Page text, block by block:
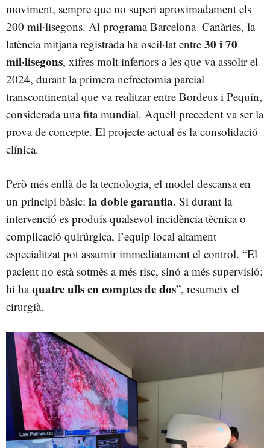
moviment, sempre que no superi aproximadament els
200 mil·lisegons. Al programa Barcelona–Canàries, la
latència mitjana registrada ha oscil·lat entre 30 i 70
mil·lisegons, xifres molt inferiors a les que va assolir el
2024, durant la primera nefrectomia parcial
transcontinental que va realitzar entre Bordeus i Pequín,
considerada una fita mundial. Aquell precedent va ser la
prova de concepte. El projecte actual és la consolidació
clínica.
Però més enllà de la tecnologia, el model descansa en
un principi bàsic: la doble garantia. Si durant la
intervenció es produís qualsevol incidència tècnica o
complicació quirúrgica, l’equip local altament
especialitzat pot assumir immediatament el control. “El
pacient no està sotmès a més risc, sinó a més supervisió:
hi haquatre ulls en comptes de dos”, resumeix el
cirurgià.